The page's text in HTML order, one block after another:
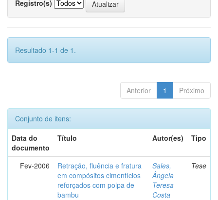
Registro(s)
Resultado 1-1 de 1.
Anterior 1 Próximo
Conjunto de itens:
Data do
documento
Título Autor(es) Tipo
Fev-2006
Retração, fluência e fratura
em compósitos cimentícios
reforçados com polpa de
bambu
Sales,
Ângela
Teresa
Costa
Tese